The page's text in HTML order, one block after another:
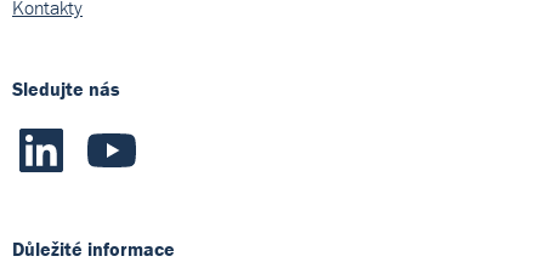
Kontakty
Sledujte nás
Důležité informace